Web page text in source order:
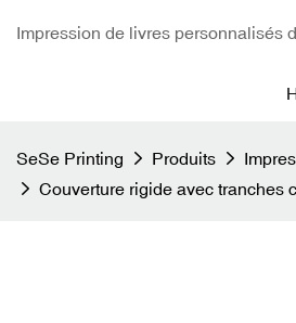
Impression de livres personnalisés
SeSe Printing Produits
Couverture rigide avec tranches